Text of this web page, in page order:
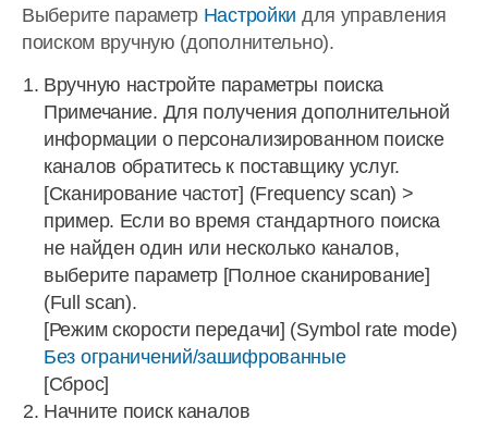
Выберите параметр Настройки для управления
поиском вручную (дополнительно).
Вручную настройте параметры поиска
Примечание. Для получения дополнительной
информации о персонализированном поиске
каналов обратитесь к поставщику услуг.
[Сканирование частот] (Frequency scan) >
пример. Если во время стандартного поиска
не найден один или несколько каналов,
выберите параметр [Полное сканирование]
(Full scan).
[Режим скорости передачи] (Symbol rate mode)
Без ограничений/зашифрованные
[Сброс]
Начните поиск каналов